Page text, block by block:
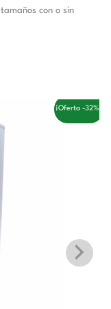
con o sin
¡Oferta -32%!